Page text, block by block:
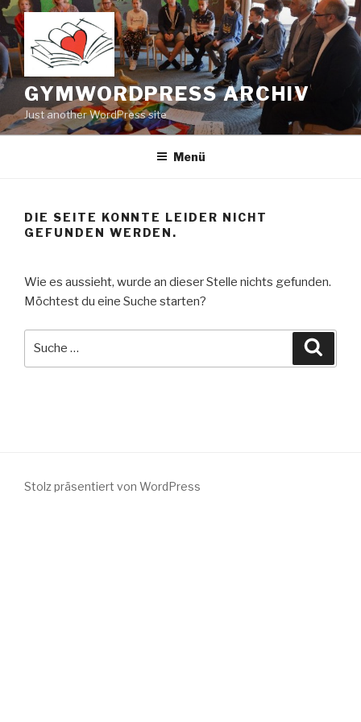
Zum
Inhalt
springen
GYMWORDPRESS ARCHIV
Just another WordPress site
Menü
DIE SEITE KONNTE LEIDER NICHT
GEFUNDEN WERDEN.
Wie es aussieht, wurde an dieser Stelle nichts gefunden.
Möchtest du eine Suche starten?
Stolz präsentiert von WordPress